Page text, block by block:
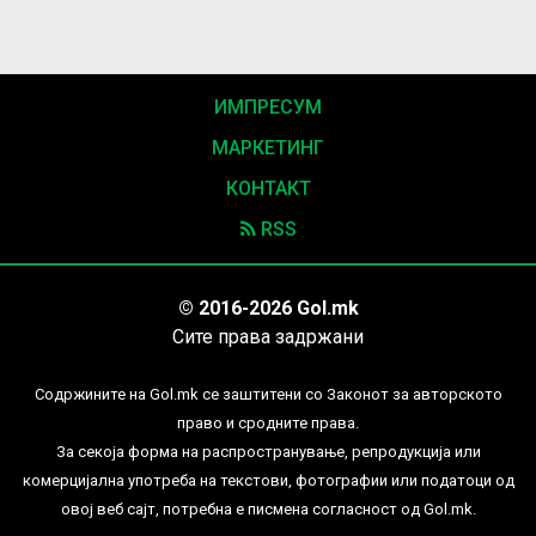
ИМПРЕСУМ
МАРКЕТИНГ
КОНТАКТ
RSS
© 2016-2026 Gol.mk
Сите права задржани
Содржините на Gol.mk се заштитени со Законот за авторското
право и сродните права.
За секоја форма на распространување, репродукција или
комерцијална употреба на текстови, фотографии или податоци од
овој веб сајт, потребна е писмена согласност од Gol.mk.